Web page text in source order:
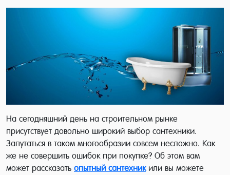
На сегодняшний день на строительном рынке
присутствует довольно широкий выбор сантехники.
Запутаться в таком многообразии совсем несложно. Как
же не совершить ошибок при покупке? Об этом вам
может рассказать опытный сантехникили вы можете